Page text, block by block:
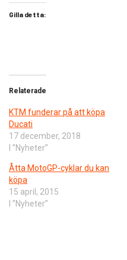
Gilla detta:
Relaterade
KTM funderar på att köpa
Ducati
17 december, 2018
I ”Nyheter”
Åtta MotoGP-cyklar du kan
köpa
15 april, 2015
I ”Nyheter”